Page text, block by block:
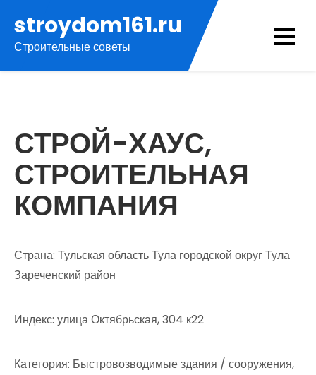
содержимому
stroydom161.ru
Строительные советы
СТРОЙ-ХАУС,
СТРОИТЕЛЬНАЯ
КОМПАНИЯ
Страна: Тульская область Тула городской округ Тула
Зареченский район
Индекс: улица Октябрьская, 304 к22
Категория: Быстровозводимые здания / сооружения,